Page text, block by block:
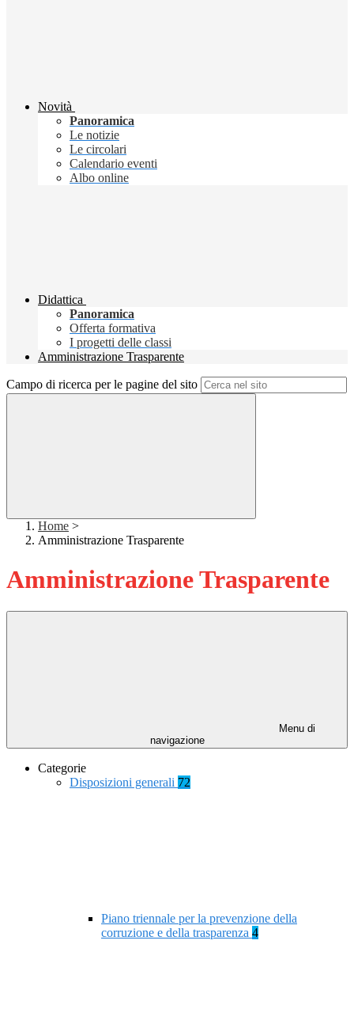
Novità
Panoramica
Le notizie
Le circolari
Calendario eventi
Albo online
Didattica
Panoramica
Offerta formativa
I progetti delle classi
Amministrazione Trasparente
Campo di ricerca per le pagine del sito
Home >
Amministrazione Trasparente
Amministrazione Trasparente
Menu di
navigazione
Categorie
Disposizioni generali 72
Piano triennale per la prevenzione della
corruzione e della trasparenza 4